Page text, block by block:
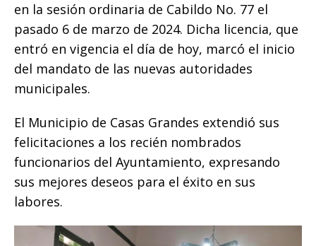
en la sesión ordinaria de Cabildo No. 77 el
pasado 6 de marzo de 2024. Dicha licencia, que
entró en vigencia el día de hoy, marcó el inicio
del mandato de las nuevas autoridades
municipales.
El Municipio de Casas Grandes extendió sus
felicitaciones a los recién nombrados
funcionarios del Ayuntamiento, expresando
sus mejores deseos para el éxito en sus
labores.